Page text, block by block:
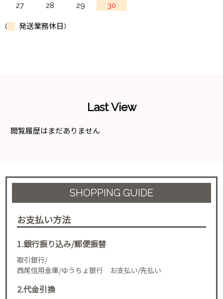
27
28 29 30
( 発送業務休日)
Last View
閲覧履歴はまだありません
SHOPPING GUIDE
お支払い方法
1.銀行振り込み/郵便振替
取引銀行/
西尾信用金庫/ゆうちょ銀行 お支払い/先払い
2.代金引換